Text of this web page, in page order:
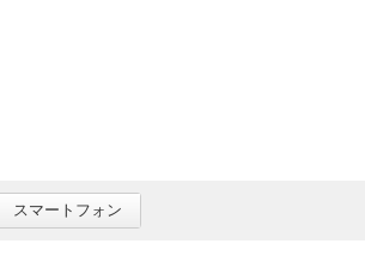
スマートフォン